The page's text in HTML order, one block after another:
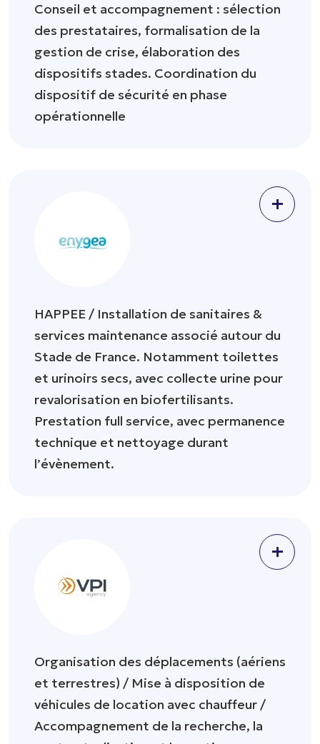
Conseil et accompagnement : sélection
des prestataires, formalisation de la
gestion de crise, élaboration des
dispositifs stades. Coordination du
dispositif de sécurité en phase
opérationnelle
HAPPEE / Installation de sanitaires &
services maintenance associé autour du
Stade de France. Notamment toilettes
et urinoirs secs, avec collecte urine pour
revalorisation en biofertilisants.
Prestation full service, avec permanence
technique et nettoyage durant
l’évènement.
+
Organisation des déplacements (aériens
et terrestres) / Mise à disposition de
véhicules de location avec chauffeur /
Accompagnement de la recherche, la
+